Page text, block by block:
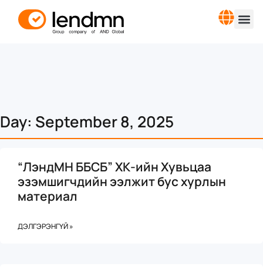
Day: September 8, 2025
“ЛэндМН ББСБ” ХК-ийн Хувьцаа
эзэмшигчдийн ээлжит бус хурлын
материал
ДЭЛГЭРЭНГҮЙ »